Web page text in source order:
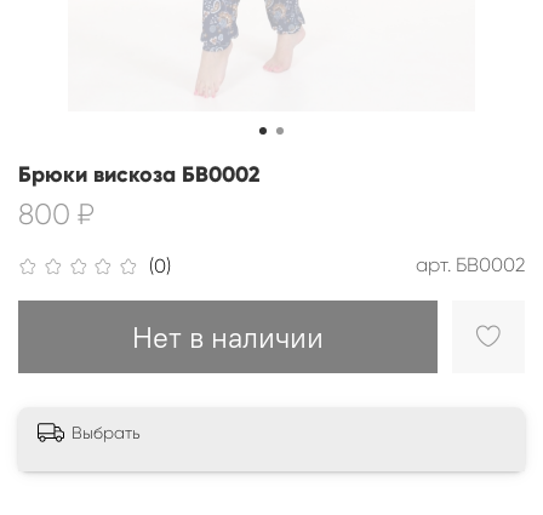
(0) арт. БВ0002
Брюки вискоза БВ0002
800 ₽
Нет в наличии
Выбрать